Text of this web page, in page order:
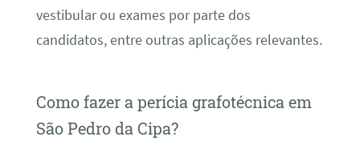
vestibular ou exames por parte dos
candidatos, entre outras aplicações relevantes.
Como fazer a perícia grafotécnica em
São Pedro da Cipa?